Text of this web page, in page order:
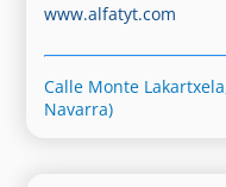
www.alfatyt.com
Calle Monte
Navarra)